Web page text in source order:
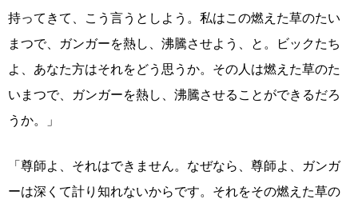
持ってきて、こう言うとしよう。私はこの燃えた草のたい
まつで、ガンガーを熱し、沸騰させよう、と。ビックたち
よ、あなた方はそれをどう思うか。その人は燃えた草のた
いまつで、ガンガーを熱し、沸騰させることができるだろ
うか。」
「尊師よ、それはできません。なぜなら、尊師よ、ガンガ
ーは深くて計り知れないからです。それをその燃えた草の